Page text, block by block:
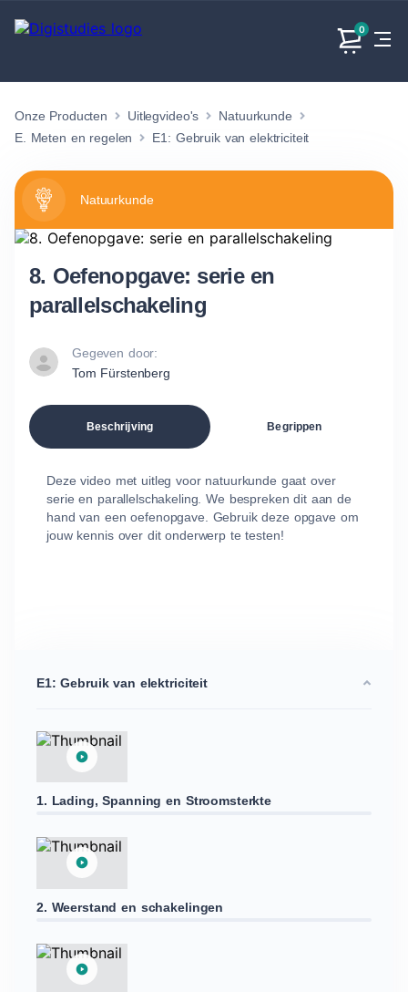
0
Exacte
vakken
vakken.
Taalvakken
Geen
vakken.
MaatschappijvakkenProducten
Onze Producten Uitlegvideo's
Natuurkunde
E. Meten en regelen
E1: Gebruik van elektriciteit
Natuurkunde
8. Oefenopgave: serie en
parallelschakeling
Gegeven door:
Tom Fürstenberg
Beschrijving Begrippen
Deze video met uitleg voor natuurkunde gaat over
serie en parallelschakeling. We bespreken dit aan de
hand van een oefenopgave. Gebruik deze opgave om
jouw kennis over dit onderwerp te testen!
E1: Gebruik van elektriciteit
1. Lading, Spanning en Stroomsterkte
2. Weerstand en schakelingen